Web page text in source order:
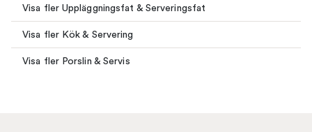
Visa fler Uppläggningsfat & Serveringsfat
Visa fler Kök & Servering
Visa fler Porslin & Servis